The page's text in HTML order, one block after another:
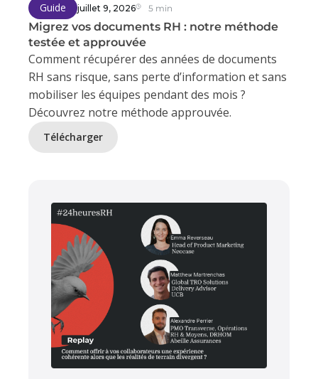
Guide juillet 9, 2026 5 min
Migrez vos documents RH : notre méthode
testée et approuvée
Comment récupérer des années de documents
RH sans risque, sans perte d’information et sans
mobiliser les équipes pendant des mois ?
Découvrez notre méthode approuvée.
Télécharger